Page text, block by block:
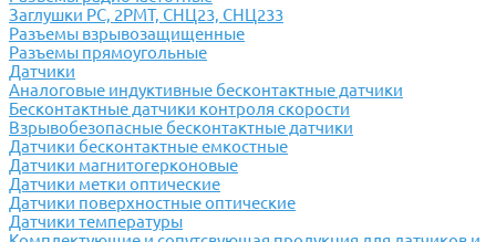
Заглушки РС, 2РМТ, СНЦ23, СНЦ233
Разъемы взрывозащищенные
Разъемы прямоугольные
Датчики
Аналоговые индуктивные бесконтактные датчики
Бесконтактные датчики контроля скорости
Взрывобезопасные бесконтактные датчики
Датчики бесконтактные емкостные
Датчики магнитогерконовые
Датчики метки оптические
Датчики поверхностные оптические
Датчики температуры